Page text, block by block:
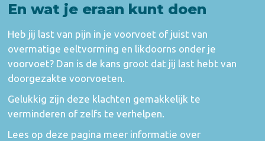
En wat je eraan kunt doen
Heb jij last van pijn in je voorvoet of juist van
overmatige eeltvorming en likdoorns onder je
voorvoet? Dan is de kans groot dat jij last hebt van
doorgezakte voorvoeten.
Gelukkig zijn deze klachten gemakkelijk te
verminderen of zelfs te verhelpen.
Lees op deze pagina meer informatie over